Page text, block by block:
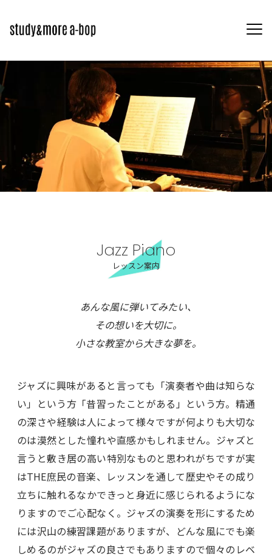
Jazz Piano
レッスン案内
あんな風に弾いてみたい、
その想いを大切に。
小さな教室から大きな夢を。
ジャズに興味があると言っても「演奏者や曲は知らな
い」という方「昔習ったことがある」という方。精通
の深さや経験は人によって様々ですが何よりも大切な
のは漠然とした憧れや直感かもしれません。ジャズと
言うと敷き居の高い特別なものと思われがちですが実
はTHE庶民の音楽、レッスンを通して歴史やその成り
立ちに触れるなかできっと身近に感じられるようにな
りますのでご心配なく。ジャズの演奏を形にするため
には沢山の練習課題がありますが、どんな風にでも楽
しめるのがジャズの良さでもありますので個々のレベ